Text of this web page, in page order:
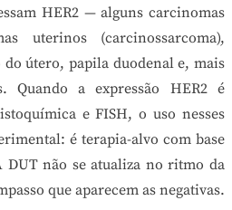
HER2 — alguns carcinomas
uterinos (carcinossarcoma),
útero, papila duodenal e, mais
Quando a expressão HER2 é
e FISH, o uso nesses
é terapia-alvo com base
não se atualiza no ritmo da
que aparecem as negativas.